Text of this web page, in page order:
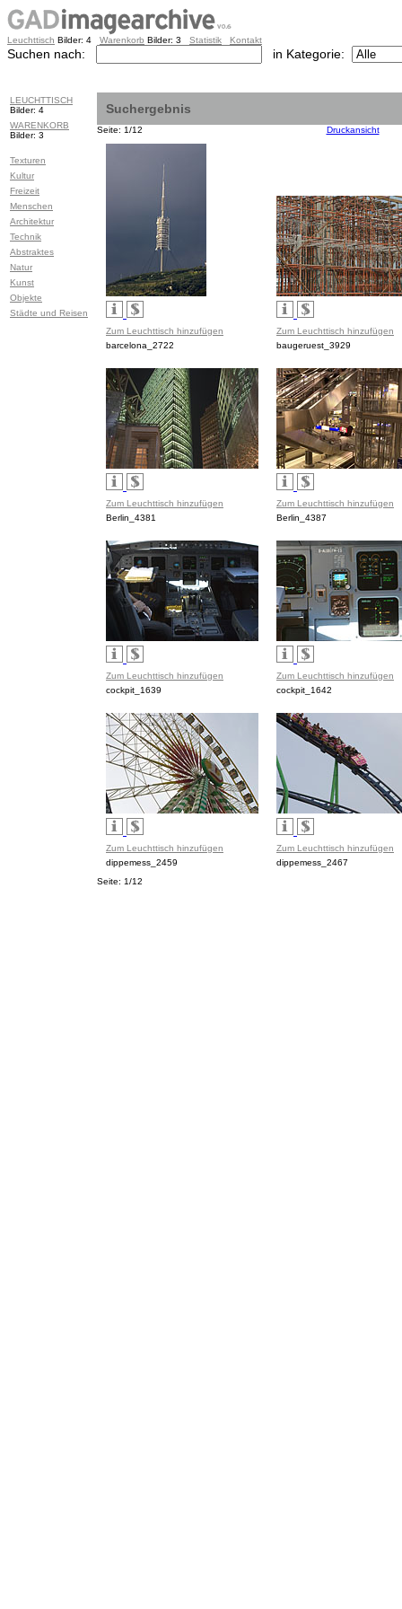
Leuchttisch Bilder: 4 Warenkorb Bilder: 3 Statistik Kontakt
Suchen nach: in Kategorie:
LEUCHTTISCH
Bilder: 4
WARENKORB
Bilder: 3
Texturen
Kultur
Freizeit
Menschen
Architektur
Technik
Abstraktes
Natur
Kunst
Objekte
Städte und Reisen
Suchergebnis
Seite: 1/12 Druckansicht
Zum Leuchttisch hinzufügen
barcelona_2722
Zum Leuchttisch hinzufügen
baugeruest_3929
Zum Leuchttisch hinzufügen
Berlin_4381
Zum Leuchttisch hinzufügen
Berlin_4387
Zum Leuchttisch hinzufügen
cockpit_1639
Zum Leuchttisch hinzufügen
cockpit_1642
Zum Leuchttisch hinzufügen
dippemess_2459
Zum Leuchttisch hinzufügen
dippemess_2467
Seite: 1/12